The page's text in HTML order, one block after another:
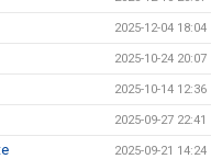
2025-12-04 18:04
2025-10-24 20:07
2025-10-14 12:36
2025-09-27 22:41
2025-09-21 14:24